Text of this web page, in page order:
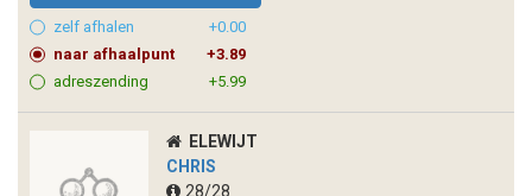
zelf afhalen
+0.00
naar afhaalpunt
+3.89
adreszending
+5.99
ELEWIJT
CHRIS
28/28